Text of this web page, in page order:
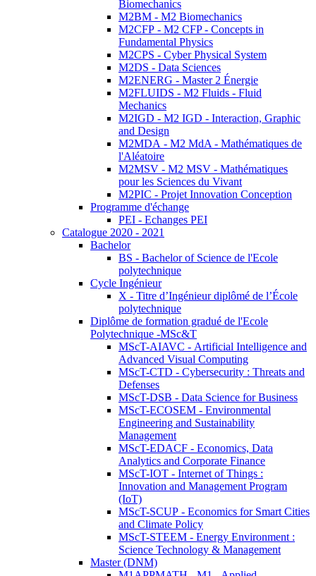
Biomechanics
M2BM - M2 Biomechanics
M2CFP - M2 CFP - Concepts in
Fundamental Physics
M2CPS - Cyber Physical System
M2DS - Data Sciences
M2ENERG - Master 2 Énergie
M2FLUIDS - M2 Fluids - Fluid
Mechanics
M2IGD - M2 IGD - Interaction, Graphic
and Design
M2MDA - M2 MdA - Mathématiques de
l'Aléatoire
M2MSV - M2 MSV - Mathématiques
pour les Sciences du Vivant
M2PIC - Projet Innovation Conception
Programme d'échange
PEI - Echanges PEI
Catalogue 2020 - 2021
Bachelor
BS - Bachelor of Science de l'Ecole
polytechnique
Cycle Ingénieur
X - Titre d’Ingénieur diplômé de l’École
polytechnique
Diplôme de formation gradué de l'Ecole
Polytechnique -MSc&T
MScT-AIAVC - Artificial Intelligence and
Advanced Visual Computing
MScT-CTD - Cybersecurity : Threats and
Defenses
MScT-DSB - Data Science for Business
MScT-ECOSEM - Environmental
Engineering and Sustainability
Management
MScT-EDACF - Economics, Data
Analytics and Corporate Finance
MScT-IOT - Internet of Things :
Innovation and Management Program
(IoT)
MScT-SCUP - Economics for Smart Cities
and Climate Policy
MScT-STEEM - Energy Environment :
Science Technology & Management
Master (DNM)